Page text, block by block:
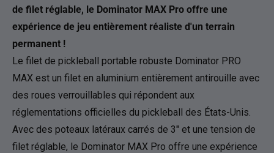
de filet réglable, le Dominator MAX Pro offre une
expérience de jeu entièrement réaliste d'un terrain
permanent !
Le filet de pickleball portable robuste Dominator PRO
MAX est un filet en aluminium entièrement antirouille avec
des roues verrouillables qui répondent aux
réglementations officielles du pickleball des États-Unis.
Avec des poteaux latéraux carrés de 3″ et une tension de
filet réglable, le Dominator MAX Pro offre une expérience